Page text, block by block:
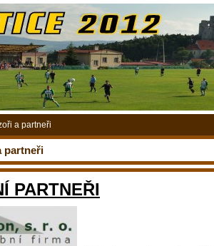
a partneři
partneři
PARTNEŘI